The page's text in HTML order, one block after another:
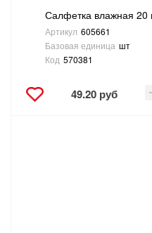
Салфетка влажная
Артикул 605661
Базовая единица шт
Код 570381
49.20 руб